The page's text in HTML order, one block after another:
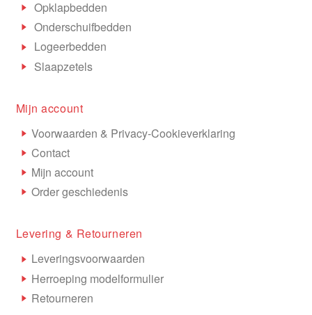
Opklapbedden
Onderschuifbedden
Logeerbedden
Slaapzetels
Mijn account
Voorwaarden & Privacy-Cookieverklaring
Contact
Mijn account
Order geschiedenis
Levering & Retourneren
Leveringsvoorwaarden
Herroeping modelformulier
Retourneren